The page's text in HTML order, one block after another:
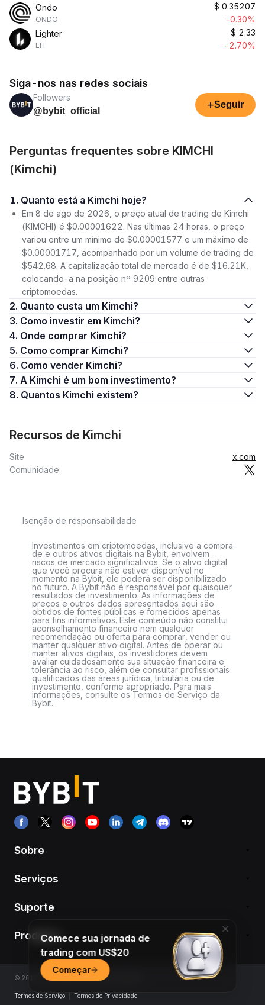
Ondo
ONDO
$ 0.35207
-0.30%
Lighter
LIT
$ 2.33
-2.70%
Siga-nos nas redes sociais
Followers
@bybit_official
+Seguir
Perguntas frequentes sobre KIMCHI
(Kimchi)
1. Quanto está a Kimchi hoje?
Em 8 de ago de 2026, o preço atual de trading de Kimchi
(KIMCHI) é $0.00001622. Nas últimas 24 horas, o preço
variou entre um mínimo de $0.00001577 e um máximo de
$0.00001717, acompanhado por um volume de trading de
$542.68. A capitalização total de mercado é de $16.21K,
colocando-a na posição nº 9209 entre outras
criptomoedas.
2. Quanto custa um Kimchi?
3. Como investir em Kimchi?
4. Onde comprar Kimchi?
5. Como comprar Kimchi?
6. Como vender Kimchi?
7. A Kimchi é um bom investimento?
8. Quantos Kimchi existem?
Recursos de Kimchi
Site
x.com
Comunidade
Isenção de responsabilidade
Investimentos em criptomoedas, inclusive a compra
de e outros ativos digitais na Bybit, envolvem
riscos de mercado significativos. Se o ativo digital
que você procura não estiver disponível no
momento na Bybit, ele poderá ser disponibilizado
no futuro. A Bybit não é responsável por quaisquer
resultados de investimento. As informações de
preços e outros dados apresentados aqui são
obtidos de fontes públicas e fornecidos apenas
para fins informativos. Este conteúdo não constitui
aconselhamento financeiro nem qualquer
recomendação ou oferta para comprar, vender ou
manter qualquer ativo digital. Antes de operar ou
manter ativos digitais, os investidores devem
avaliar cuidadosamente sua situação financeira e
tolerância ao risco, além de consultar profissionais
qualificados das áreas jurídica, tributária ou de
investimento, conforme apropriado. Para mais
informações, consulte os Termos de Serviço da
Bybit.
Sobre
Serviços
Suporte
Produtos
© 2018-2026 Bybit.com. All rights reserved.
Termos de Serviço Termos de Privacidade
Comece sua jornada de
trading com US$20
Começar